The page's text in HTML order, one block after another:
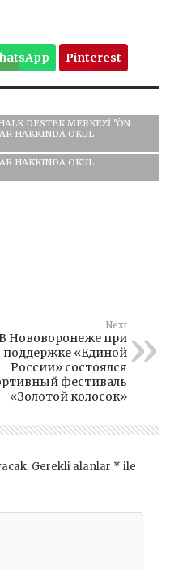
Pinterest
DESTEK MERKEZI "ÖN
HAKKINDA OKUL
HAKKINDA OKUL
Next
Нововоронеже при
поддержке «Единой
России» состоялся
фестиваль
«Золотой колосок»
Gerekli alanlar * ile